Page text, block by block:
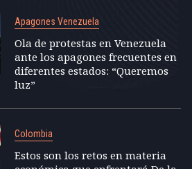
Apagones Venezuela
Ola de protestas en Venezuela
ante los apagones frecuentes en
diferentes estados: “Queremos
luz”
Colombia
Estos son los retos en materia